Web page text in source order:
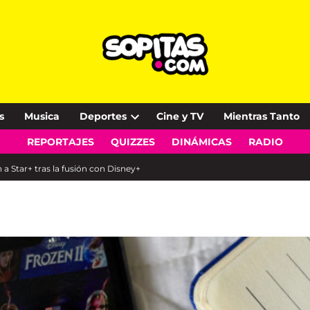
Musica Deportes
Open
dropdown
Cine y TV Mientras Tanto
REPORTAJES QUIZZES DINÁMICAS RADIO
Star+ tras la fusión con Disney+